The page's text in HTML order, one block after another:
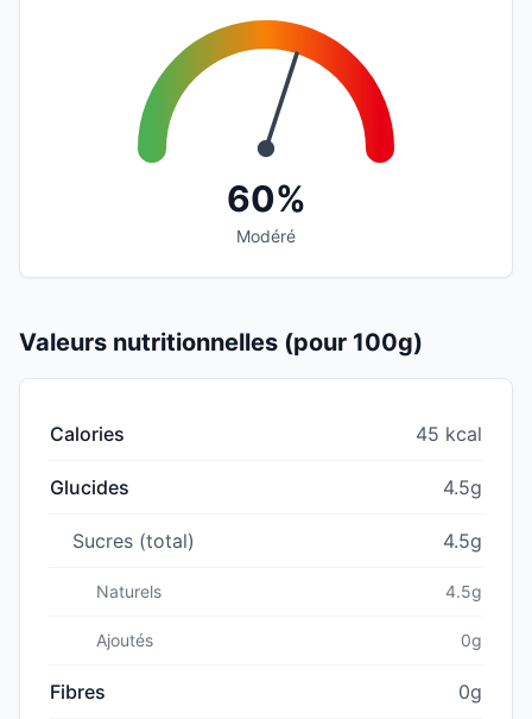
60%
Modéré
Valeurs nutritionnelles (pour 100g)
Calories 45 kcal
Glucides 4.5g
Sucres (total) 4.5g
Naturels 4.5g
Ajoutés 0g
Fibres 0g